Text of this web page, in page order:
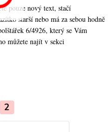
pouze nový text, stačí
starší nebo má za sebou hodně
6/4926, který se Vám
můžete najít v sekci
2